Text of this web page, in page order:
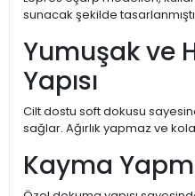
sunacak şekilde
Yumuşak ve
Yapısı
Cilt dostu soft dokusu
sağlar. Ağırlık yapmaz ve
Kayma